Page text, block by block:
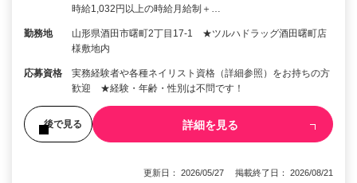
時給1,032円以上の時給月給制＋…
勤務地
山形県酒田市曙町2丁目17-1 ★ツルハドラッグ酒田曙町店
様敷地内
応募資格
実務経験者や各種ネイリスト資格（詳細参照）をお持ちの方
歓迎 ★経験・年齢・性別は不問です！
後で見る 詳細を見る
更新日： 2026/05/27 掲載終了日： 2026/08/21